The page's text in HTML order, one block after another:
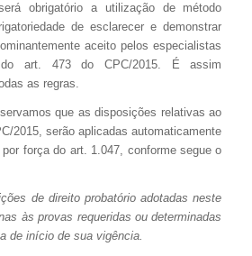
obrigatório a utilização de método
de esclarecer e demonstrar
aceito pelos especialistas
art. 473 do CPC/2015. É assim
as regras.
que as disposições relativas ao
2015, serão aplicadas automaticamente
força do art. 1.047, conforme segue o
de direito probatório adotadas neste
às provas requeridas ou determinadas
de início de sua vigência.